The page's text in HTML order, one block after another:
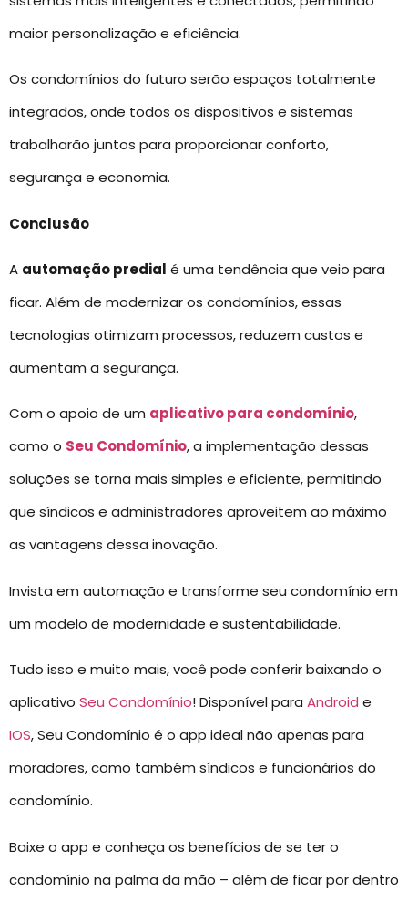
maior personalização e eficiência.
Os condomínios do futuro serão espaços totalmente
integrados, onde todos os dispositivos e sistemas
trabalharão juntos para proporcionar conforto,
segurança e economia.
Conclusão
A automação predial é uma tendência que veio para
ficar. Além de modernizar os condomínios, essas
tecnologias otimizam processos, reduzem custos e
aumentam a segurança.
Com o apoio de um aplicativo para condomínio,
como o Seu Condomínio, a implementação dessas
soluções se torna mais simples e eficiente, permitindo
que síndicos e administradores aproveitem ao máximo
as vantagens dessa inovação.
Invista em automação e transforme seu condomínio em
um modelo de modernidade e sustentabilidade.
Tudo isso e muito mais, você pode conferir baixando o
aplicativo Seu Condomínio! Disponível para Android e
IOS, Seu Condomínio é o app ideal não apenas para
moradores, como também síndicos e funcionários do
condomínio.
Baixe o app e conheça os benefícios de se ter o
condomínio na palma da mão – além de ficar por dentro